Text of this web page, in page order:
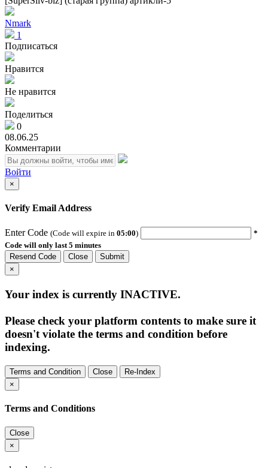
Nmark
1
Подписаться
Нравится
Не нравится
Поделиться
0
08.06.25
Комментарии
Войти
×
Verify Email Address
Enter Code (Code will expire in 05:00)
*
Code will only last 5 minutes
Resend Code
Close
Submit
×
Your index is currently INACTIVE.
Please check your platform contents to make sure it
doesn't violate the terms and condition before
indexing.
Terms and Condition Close
Re-Index
×
Terms and Conditions
Close
×